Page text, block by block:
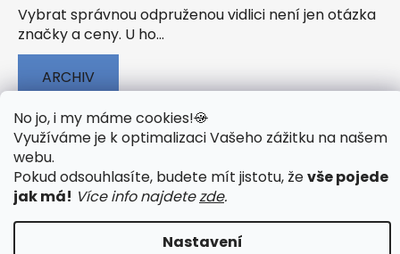
No jo, i my máme cookies!🍪
Využíváme je k optimalizaci Vašeho zážitku na našem
webu.
Pokud odsouhlasíte, budete mít jistotu, ževše pojede
jak má! Více info najdetezde.
Nastavení
Vybrat správnou odpruženou vidlici není jen otázka
značky a ceny. U ho...
ARCHIV
🟢 TECHNOLOGIE 🟢 O ELEKTROKOLECH
🟢 NÁVODY KE STAŽENÍ